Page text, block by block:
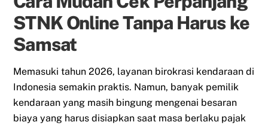
STNK Online Tanpa Harus ke
Samsat
Memasuki tahun 2026, layanan birokrasi kendaraan di
Indonesia semakin praktis. Namun, banyak pemilik
kendaraan yang masih bingung mengenai besaran
biaya yang harus disiapkan saat masa berlaku pajak